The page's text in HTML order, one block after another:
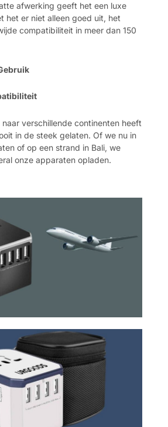
afwerking geeft het een luxe
het er niet alleen goed uit, het
compatibiliteit in meer dan 150
verschillende continenten heeft
in de steek gelaten. Of we nu in
of op een strand in Bali, we
onze apparaten opladen.